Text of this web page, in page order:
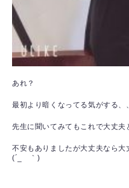
あれ？
最初より暗くなってる気がする、
先生に聞いてみてもこれで大丈夫
不安もありましたが大丈夫なら
(´_ゝ｀)